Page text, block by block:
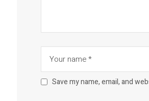
Save my name, email, and